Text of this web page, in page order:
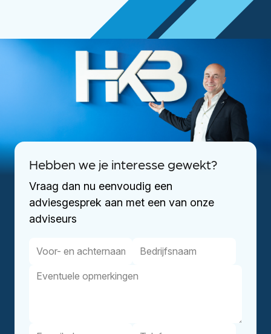
Hebben we je interesse gewekt?
Vraag dan nu eenvoudig een
adviesgesprek aan met een van onze
adviseurs